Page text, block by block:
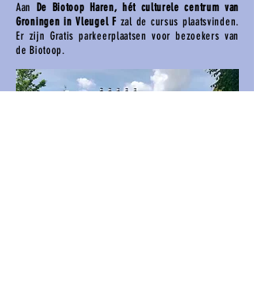
Aan De Biotoop Haren, hét culturele centrum van
Groningen in Vleugel F zal de cursus plaatsvinden.
Er zijn Gratis parkeerplaatsen voor bezoekers van
de Biotoop.